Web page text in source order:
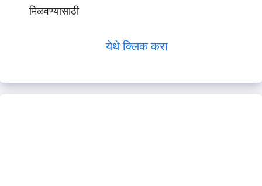
मिळवण्यासाठी
येथे क्लिक करा